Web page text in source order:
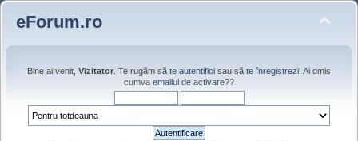
eForum.ro
Bine ai venit, Vizitator . Te rugăm să te autentifici sau să te înregistrezi . Ai omis
cumva emailul de activare??